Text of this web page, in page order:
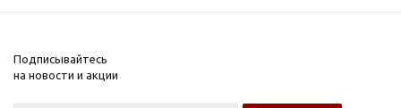
Подписывайтесь
на новости и акции